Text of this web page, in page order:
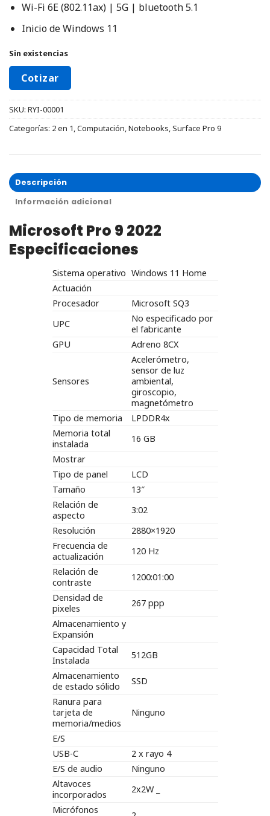
Wi-Fi 6E (802.11ax) | 5G | bluetooth 5.1
Inicio de Windows 11
Sin existencias
Cotizar
SKU: RYI-00001
Categorías: 2 en 1,Computación,Notebooks,Surface Pro 9
Descripción
Información adicional
Microsoft Pro 9 2022
Especificaciones
Sistema operativo Windows 11 Home
Actuación
Procesador
Microsoft SQ3
UPC
No especificado por
el fabricante
GPU
Adreno 8CX
Sensores
Acelerómetro,
sensor de luz
ambiental,
giroscopio,
magnetómetro
Tipo de memoria
LPDDR4x
Memoria total
instalada
16 GB
Mostrar
Tipo de panel
LCD
Tamaño
13″
Relación de
aspecto
3:02
Resolución
2880×1920
Frecuencia de
actualización
120 Hz
Relación de
contraste
1200:01:00
Densidad de
pixeles
267 ppp
Almacenamiento y
Expansión
Capacidad Total
Instalada
512GB
Almacenamiento
de estado sólido
SSD
Ranura para
tarjeta de
memoria/medios
Ninguno
E/S
USB-C
2 x rayo 4
E/S de audio
Ninguno
Altavoces
incorporados
2x2W _
Micrófonos